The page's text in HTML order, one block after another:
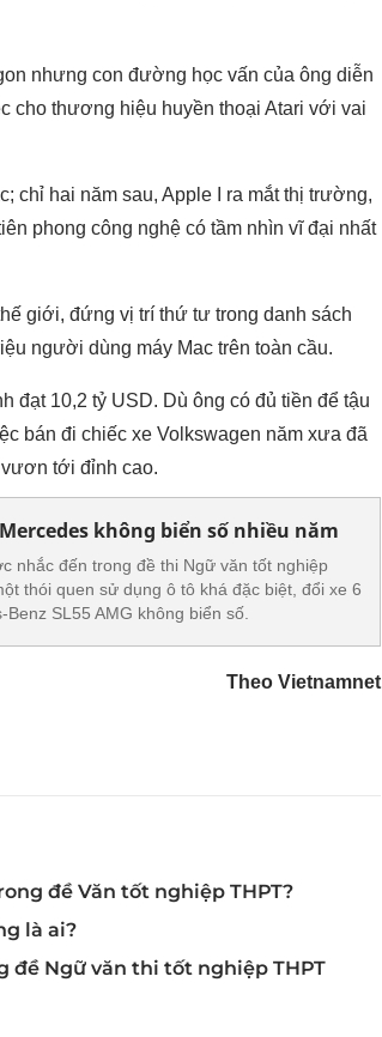
nhưng con đường học vấn của ông diễn
cho thương hiệu huyền thoại Atari với vai
chỉ hai năm sau, Apple I ra mắt thị trường,
phong công nghệ có tầm nhìn vĩ đại nhất
giới, đứng vị trí thứ tư trong danh sách
người dùng máy Mac trên toàn cầu.
đạt 10,2 tỷ USD. Dù ông có đủ tiền để tậu
bán đi chiếc xe Volkswagen năm xưa đã
tới đỉnh cao.
không biển số nhiều năm
nhắc đến trong đề thi Ngữ văn tốt nghiệp
thói quen sử dụng ô tô khá đặc biệt, đổi xe 6
SL55 AMG không biển số.
Theo Vietnamnet
đề Văn tốt nghiệp THPT?
là ai?
đề Ngữ văn thi tốt nghiệp THPT